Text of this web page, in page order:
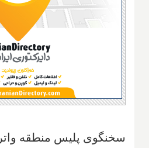
سخنگوی پلیس منطقه